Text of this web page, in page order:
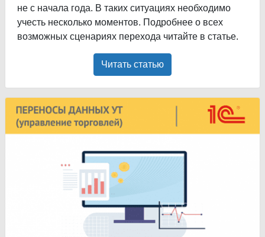
не с начала года. В таких ситуациях необходимо
учесть несколько моментов. Подробнее о всех
возможных сценариях перехода читайте в статье.
Читать статью